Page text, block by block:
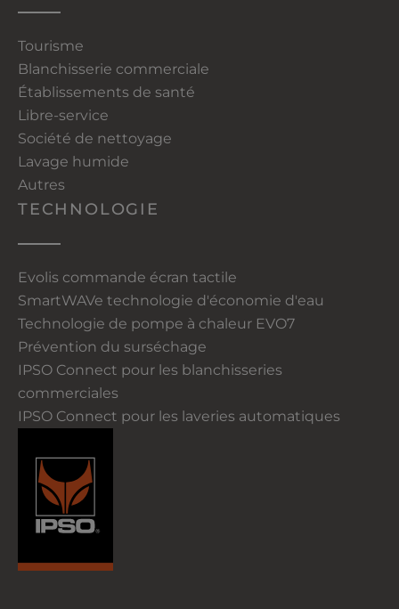
Tourisme
Blanchisserie commerciale
Établissements de santé
Libre-service
Société de nettoyage
Lavage humide
Autres
TECHNOLOGIE
Evolis commande écran tactile
SmartWAVe technologie d'économie d'eau
Technologie de pompe à chaleur EVO7
Prévention du surséchage
IPSO Connect pour les blanchisseries
commerciales
IPSO Connect pour les laveries automatiques